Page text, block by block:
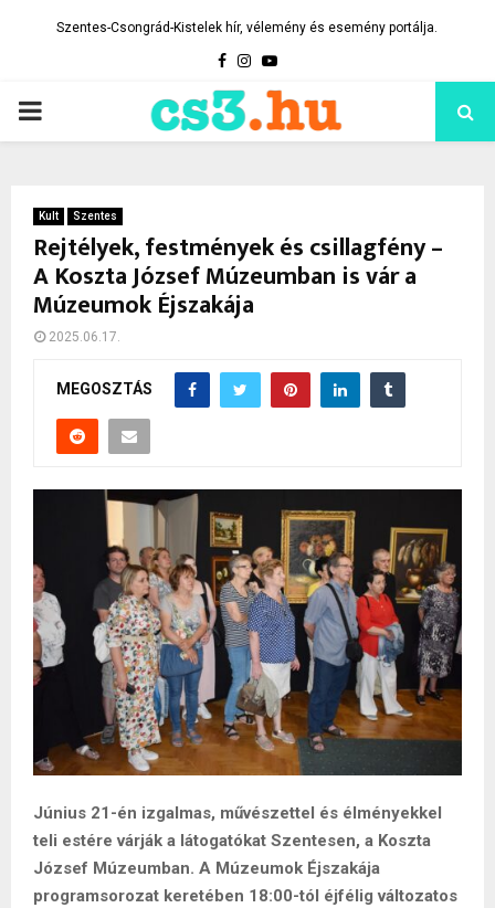
Szentes-Csongrád-Kistelek hír, vélemény és esemény portálja.
Facebook
Instagram
Youtube
PRIMARY
Kult Szentes
Rejtélyek, festmények és csillagfény –
A Koszta József Múzeumban is vár a
Múzeumok Éjszakája
2025.06.17.
MEGOSZTÁS
Június 21-én izgalmas, művészettel és élményekkel
teli estére várják a látogatókat Szentesen, a Koszta
József Múzeumban. A Múzeumok Éjszakája
programsorozat keretében 18:00-tól éjfélig változatos